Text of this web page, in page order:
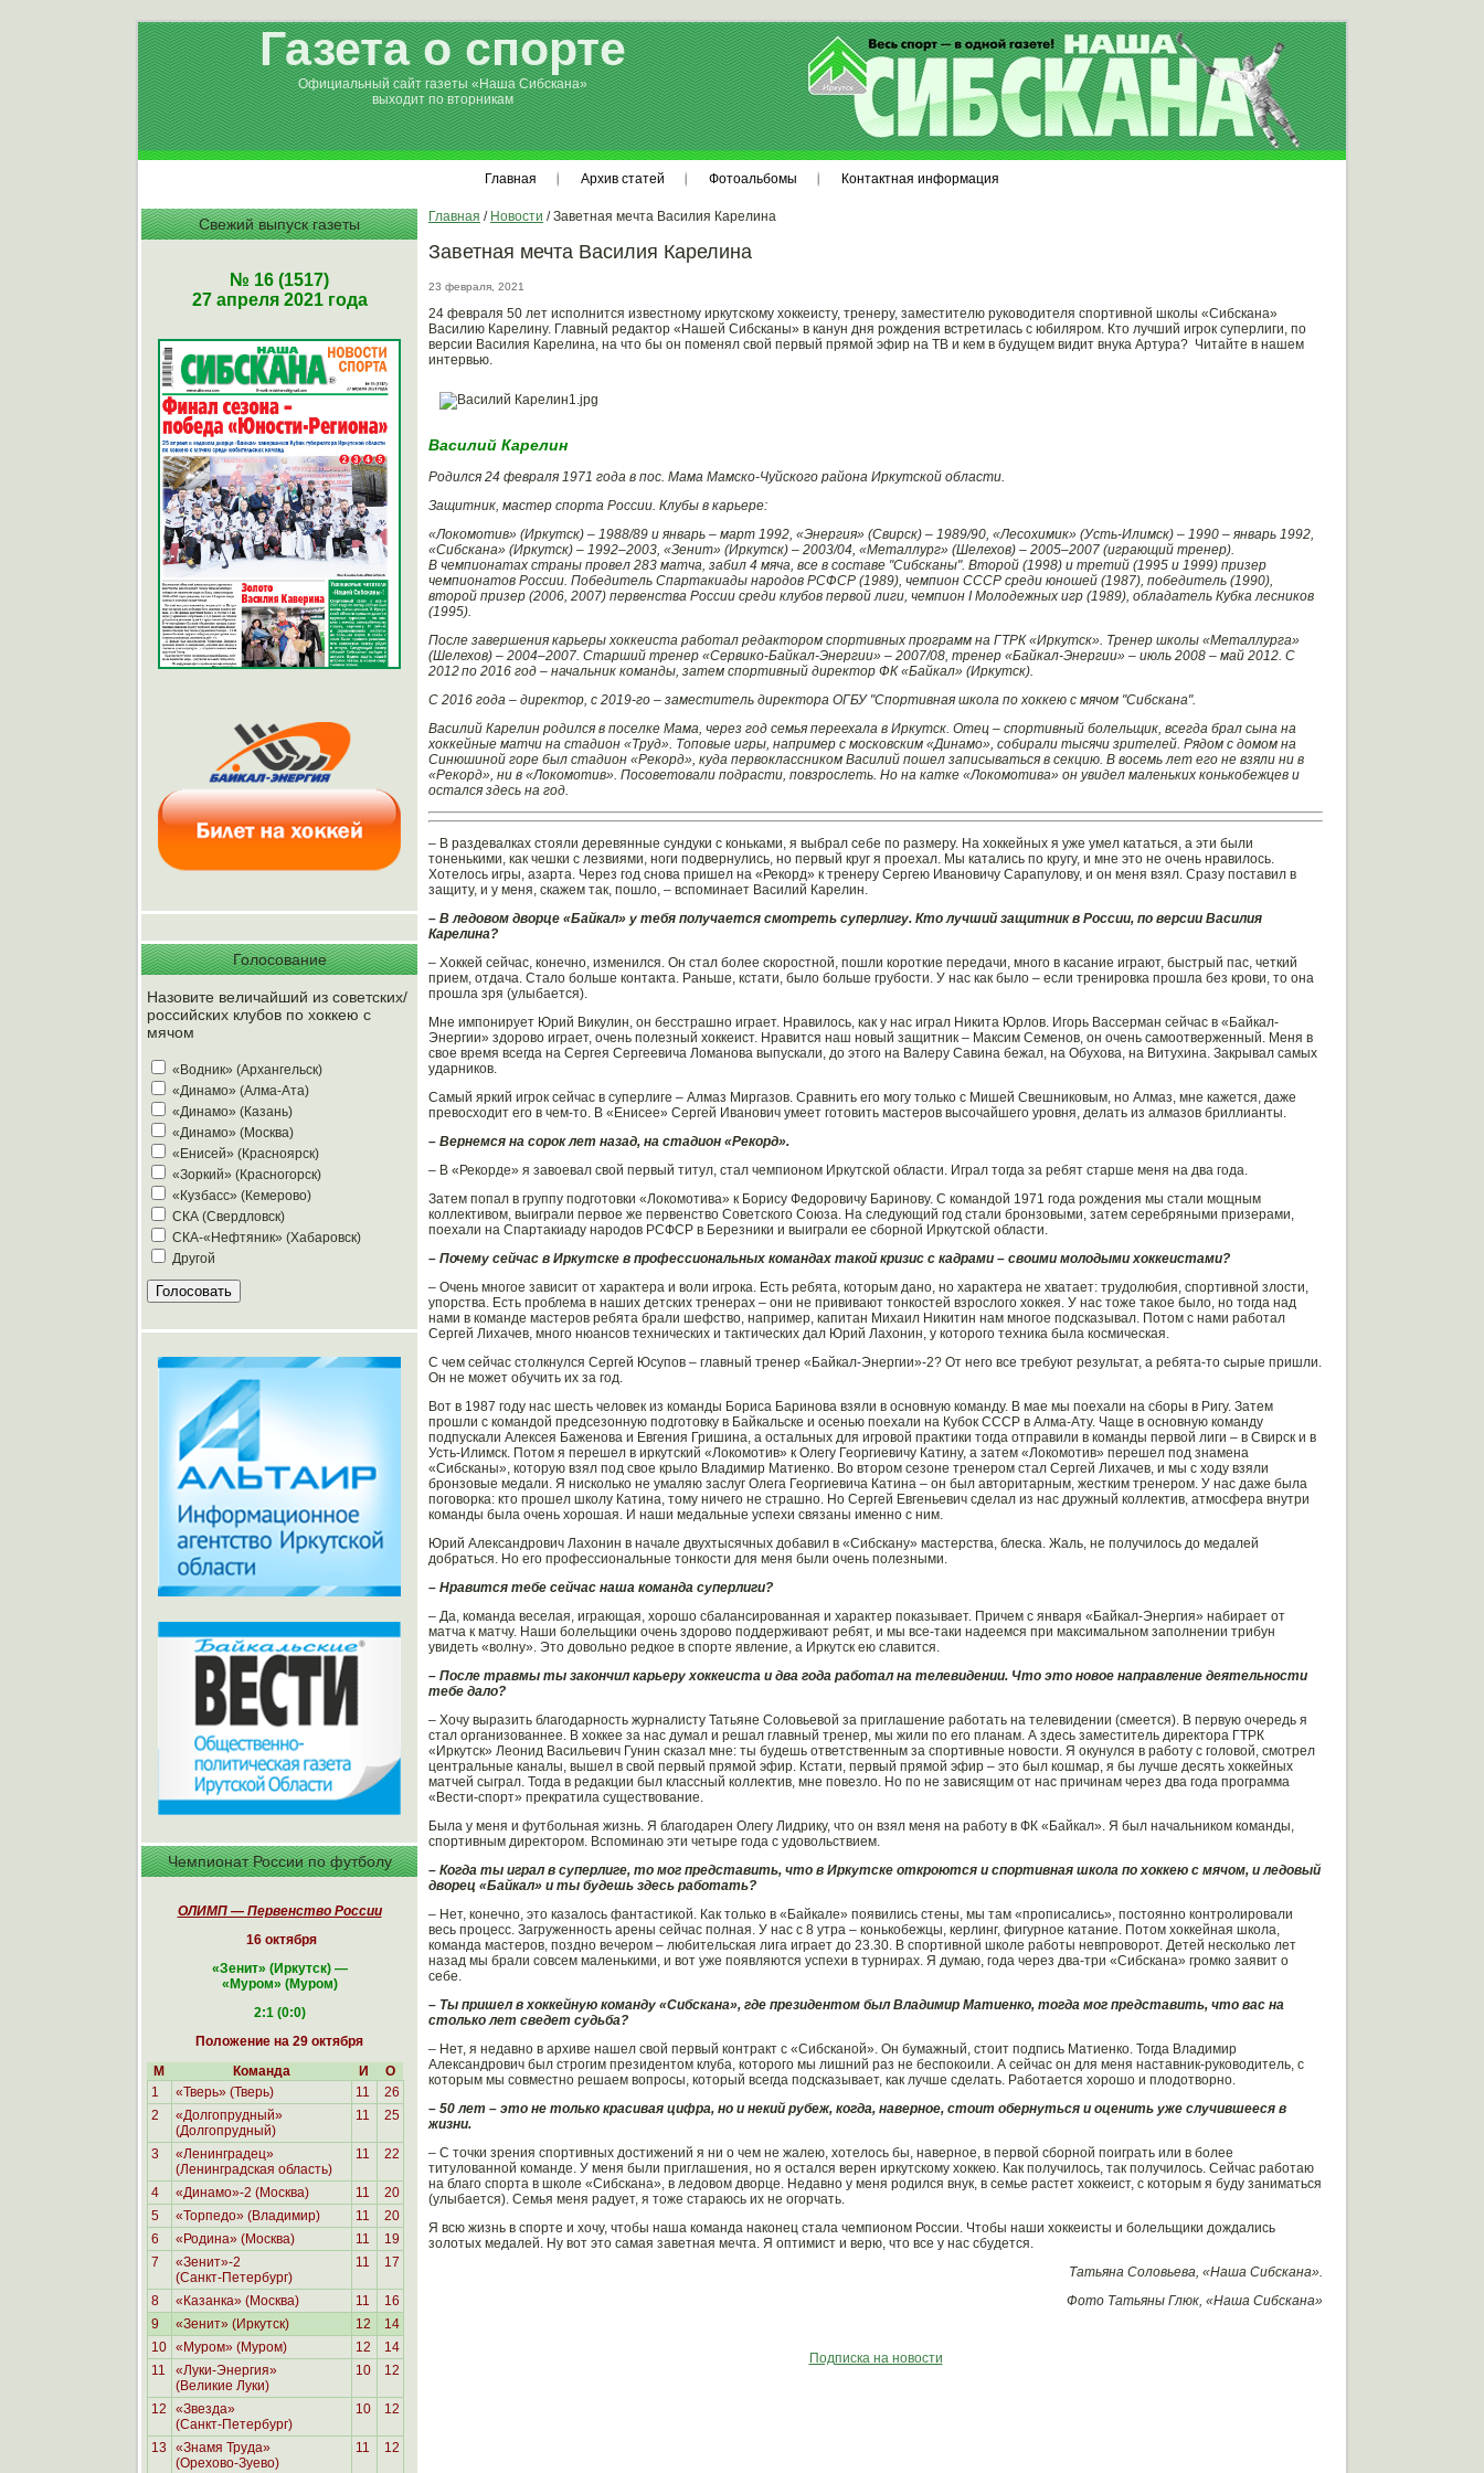
Газета о спорте
Официальный сайт газеты «Наша Сибскана»
выходит по вторникам
Главная Архив статей Фотоальбомы Контактная информация
Свежий выпуск газеты
№ 16 (1517)
27 апреля 2021 года
Голосование
Назовите величайший из советских/
российских клубов по хоккею с
мячом
«Водник» (Архангельск)
«Динамо» (Алма-Ата)
«Динамо» (Казань)
«Динамо» (Москва)
«Енисей» (Красноярск)
«Зоркий» (Красногорск)
«Кузбасс» (Кемерово)
СКА (Свердловск)
СКА-«Нефтяник» (Хабаровск)
Другой
Чемпионат России по футболу
ОЛИМП — Первенство России
16 октября
«Зенит» (Иркутск) —
«Муром» (Муром)
2:1 (0:0)
Положение на 29 октября
М
Команда И
О
1
«Тверь» (Тверь) 11
26
2
«Долгопрудный»
(Долгопрудный)
11 25
3
«Ленинградец»
(Ленинградская область)
11 22
4 «Динамо»-2 (Москва) 11
20
5
«Торпедо» (Владимир) 11
20
6
«Родина» (Москва) 11
19
7
«Зенит»-2
(Санкт-Петербург)
11 17
8 «Казанка» (Москва) 11
16
9
«Зенит» (Иркутск) 12
14
10 «Муром» (Муром) 12
14
11
«Луки-Энергия»
(Великие Луки)
10 12
12
«Звезда»
(Санкт-Петербург)
10 12
13
«Знамя Труда»
(Орехово-Зуево)
11 12
Главная / Новости / Заветная мечта Василия Карелина
Заветная мечта Василия Карелина
23 февраля, 2021
24 февраля 50 лет исполнится известному иркутскому хоккеисту, тренеру, заместителю руководителя спортивной школы «Сибскана»
Василию Карелину. Главный редактор «Нашей Сибсканы» в канун дня рождения встретилась с юбиляром. Кто лучший игрок суперлиги, по
версии Василия Карелина, на что бы он поменял свой первый прямой эфир на ТВ и кем в будущем видит внука Артура? Читайте в нашем
интервью.
Василий Карелин
Родился 24 февраля 1971 года в пос. Мама Мамско-Чуйского района Иркутской области.
Защитник, мастер спорта России. Клубы в карьере:
«Локомотив» (Иркутск) – 1988/89 и январь – март 1992, «Энергия» (Свирск) – 1989/90, «Лесохимик» (Усть-Илимск) – 1990 – январь 1992,
«Сибскана» (Иркутск) – 1992–2003, «Зенит» (Иркутск) – 2003/04, «Металлург» (Шелехов) – 2005–2007 (играющий тренер).
В чемпионатах страны провел 283 матча, забил 4 мяча, все в составе "Сибсканы". Второй (1998) и третий (1995 и 1999) призер
чемпионатов России. Победитель Спартакиады народов РСФСР (1989), чемпион СССР среди юношей (1987), победитель (1990),
второй призер (2006, 2007) первенства России среди клубов первой лиги, чемпион I Молодежных игр (1989), обладатель Кубка лесников
(1995).
После завершения карьеры хоккеиста работал редактором спортивных программ на ГТРК «Иркутск». Тренер школы «Металлурга»
(Шелехов) – 2004–2007. Старший тренер «Сервико-Байкал-Энергии» – 2007/08, тренер «Байкал-Энергии» – июль 2008 – май 2012. С
2012 по 2016 год – начальник команды, затем спортивный директор ФК «Байкал» (Иркутск).
С 2016 года – директор, с 2019-го – заместитель директора ОГБУ "Спортивная школа по хоккею с мячом "Сибскана".
Василий Карелин родился в поселке Мама, через год семья переехала в Иркутск. Отец – спортивный болельщик, всегда брал сына на
хоккейные матчи на стадион «Труд». Топовые игры, например с московским «Динамо», собирали тысячи зрителей. Рядом с домом на
Синюшиной горе был стадион «Рекорд», куда первоклассником Василий пошел записываться в секцию. В восемь лет его не взяли ни в
«Рекорд», ни в «Локомотив». Посоветовали подрасти, повзрослеть. Но на катке «Локомотива» он увидел маленьких конькобежцев и
остался здесь на год.
– В раздевалках стояли деревянные сундуки с коньками, я выбрал себе по размеру. На хоккейных я уже умел кататься, а эти были
тоненькими, как чешки с лезвиями, ноги подвернулись, но первый круг я проехал. Мы катались по кругу, и мне это не очень нравилось.
Хотелось игры, азарта. Через год снова пришел на «Рекорд» к тренеру Сергею Ивановичу Сарапулову, и он меня взял. Сразу поставил в
защиту, и у меня, скажем так, пошло, – вспоминает Василий Карелин.
– В ледовом дворце «Байкал» у тебя получается смотреть суперлигу. Кто лучший защитник в России, по версии Василия
Карелина?
– Хоккей сейчас, конечно, изменился. Он стал более скоростной, пошли короткие передачи, много в касание играют, быстрый пас, четкий
прием, отдача. Стало больше контакта. Раньше, кстати, было больше грубости. У нас как было – если тренировка прошла без крови, то она
прошла зря (улыбается).
Мне импонирует Юрий Викулин, он бесстрашно играет. Нравилось, как у нас играл Никита Юрлов. Игорь Вассерман сейчас в «Байкал-
Энергии» здорово играет, очень полезный хоккеист. Нравится наш новый защитник – Максим Семенов, он очень самоотверженный. Меня в
свое время всегда на Сергея Сергеевича Ломанова выпускали, до этого на Валеру Савина бежал, на Обухова, на Витухина. Закрывал самых
ударников.
Самый яркий игрок сейчас в суперлиге – Алмаз Миргазов. Сравнить его могу только с Мишей Свешниковым, но Алмаз, мне кажется, даже
превосходит его в чем-то. В «Енисее» Сергей Иванович умеет готовить мастеров высочайшего уровня, делать из алмазов бриллианты.
– Вернемся на сорок лет назад, на стадион «Рекорд».
– В «Рекорде» я завоевал свой первый титул, стал чемпионом Иркутской области. Играл тогда за ребят старше меня на два года.
Затем попал в группу подготовки «Локомотива» к Борису Федоровичу Баринову. С командой 1971 года рождения мы стали мощным
коллективом, выиграли первое же первенство Советского Союза. На следующий год стали бронзовыми, затем серебряными призерами,
поехали на Спартакиаду народов РСФСР в Березники и выиграли ее сборной Иркутской области.
– Почему сейчас в Иркутске в профессиональных командах такой кризис с кадрами – своими молодыми хоккеистами?
– Очень многое зависит от характера и воли игрока. Есть ребята, которым дано, но характера не хватает: трудолюбия, спортивной злости,
упорства. Есть проблема в наших детских тренерах – они не прививают тонкостей взрослого хоккея. У нас тоже такое было, но тогда над
нами в команде мастеров ребята брали шефство, например, капитан Михаил Никитин нам многое подсказывал. Потом с нами работал
Сергей Лихачев, много нюансов технических и тактических дал Юрий Лахонин, у которого техника была космическая.
С чем сейчас столкнулся Сергей Юсупов – главный тренер «Байкал-Энергии»-2? От него все требуют результат, а ребята-то сырые пришли.
Он не может обучить их за год.
Вот в 1987 году нас шесть человек из команды Бориса Баринова взяли в основную команду. В мае мы поехали на сборы в Ригу. Затем
прошли с командой предсезонную подготовку в Байкальске и осенью поехали на Кубок СССР в Алма-Ату. Чаще в основную команду
подпускали Алексея Баженова и Евгения Гришина, а остальных для игровой практики тогда отправили в команды первой лиги – в Свирск и в
Усть-Илимск. Потом я перешел в иркутский «Локомотив» к Олегу Георгиевичу Катину, а затем «Локомотив» перешел под знамена
«Сибсканы», которую взял под свое крыло Владимир Матиенко. Во втором сезоне тренером стал Сергей Лихачев, и мы с ходу взяли
бронзовые медали. Я нисколько не умаляю заслуг Олега Георгиевича Катина – он был авторитарным, жестким тренером. У нас даже была
поговорка: кто прошел школу Катина, тому ничего не страшно. Но Сергей Евгеньевич сделал из нас дружный коллектив, атмосфера внутри
команды была очень хорошая. И наши медальные успехи связаны именно с ним.
Юрий Александрович Лахонин в начале двухтысячных добавил в «Сибскану» мастерства, блеска. Жаль, не получилось до медалей
добраться. Но его профессиональные тонкости для меня были очень полезными.
– Нравится тебе сейчас наша команда суперлиги?
– Да, команда веселая, играющая, хорошо сбалансированная и характер показывает. Причем с января «Байкал-Энергия» набирает от
матча к матчу. Наши болельщики очень здорово поддерживают ребят, и мы все-таки надеемся при максимальном заполнении трибун
увидеть «волну». Это довольно редкое в спорте явление, а Иркутск ею славится.
– После травмы ты закончил карьеру хоккеиста и два года работал на телевидении. Что это новое направление деятельности
тебе дало?
– Хочу выразить благодарность журналисту Татьяне Соловьевой за приглашение работать на телевидении (смеется). В первую очередь я
стал организованнее. В хоккее за нас думал и решал главный тренер, мы жили по его планам. А здесь заместитель директора ГТРК
«Иркутск» Леонид Васильевич Гунин сказал мне: ты будешь ответственным за спортивные новости. Я окунулся в работу с головой, смотрел
центральные каналы, вышел в свой первый прямой эфир. Кстати, первый прямой эфир – это был кошмар, я бы лучше десять хоккейных
матчей сыграл. Тогда в редакции был классный коллектив, мне повезло. Но по не зависящим от нас причинам через два года программа
«Вести-спорт» прекратила существование.
Была у меня и футбольная жизнь. Я благодарен Олегу Лидрику, что он взял меня на работу в ФК «Байкал». Я был начальником команды,
спортивным директором. Вспоминаю эти четыре года с удовольствием.
– Когда ты играл в суперлиге, то мог представить, что в Иркутске откроются и спортивная школа по хоккею с мячом, и ледовый
дворец «Байкал» и ты будешь здесь работать?
– Нет, конечно, это казалось фантастикой. Как только в «Байкале» появились стены, мы там «прописались», постоянно контролировали
весь процесс. Загруженность арены сейчас полная. У нас с 8 утра – конькобежцы, керлинг, фигурное катание. Потом хоккейная школа,
команда мастеров, поздно вечером – любительская лига играет до 23.30. В спортивной школе работы невпроворот. Детей несколько лет
назад мы брали совсем маленькими, и вот уже появляются успехи в турнирах. Я думаю, года через два-три «Сибскана» громко заявит о
себе.
– Ты пришел в хоккейную команду «Сибскана», где президентом был Владимир Матиенко, тогда мог представить, что вас на
столько лет сведет судьба?
– Нет, я недавно в архиве нашел свой первый контракт с «Сибсканой». Он бумажный, стоит подпись Матиенко. Тогда Владимир
Александрович был строгим президентом клуба, которого мы лишний раз не беспокоили. А сейчас он для меня наставник-руководитель, с
которым мы совместно решаем вопросы, который всегда подсказывает, как лучше сделать. Работается хорошо и плодотворно.
– 50 лет – это не только красивая цифра, но и некий рубеж, когда, наверное, стоит обернуться и оценить уже случившееся в
жизни.
– С точки зрения спортивных достижений я ни о чем не жалею, хотелось бы, наверное, в первой сборной поиграть или в более
титулованной команде. У меня были приглашения, но я остался верен иркутскому хоккею. Как получилось, так получилось. Сейчас работаю
на благо спорта в школе «Сибскана», в ледовом дворце. Недавно у меня родился внук, в семье растет хоккеист, с которым я буду заниматься
(улыбается). Семья меня радует, я тоже стараюсь их не огорчать.
Я всю жизнь в спорте и хочу, чтобы наша команда наконец стала чемпионом России. Чтобы наши хоккеисты и болельщики дождались
золотых медалей. Ну вот это самая заветная мечта. Я оптимист и верю, что все у нас сбудется.
Татьяна Соловьева, «Наша Сибскана».
Фото Татьяны Глюк, «Наша Сибскана»
Подписка на новости